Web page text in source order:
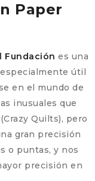
Paper
Fundación es una
útil
en el mundo de
inusuales que
Quilts), pero
gran precisión
o puntas, y nos
precisión en